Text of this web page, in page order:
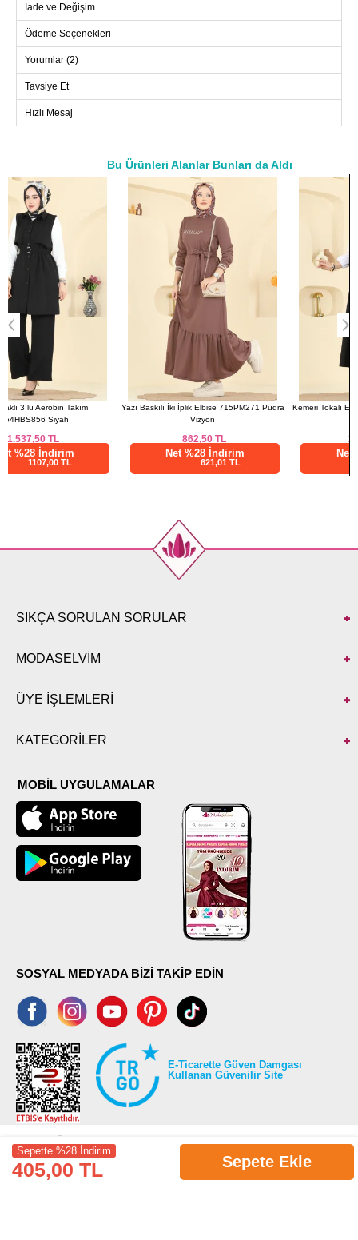
Şal Detaylı Kemerli Elbise, özellikle tesettür moda sevenler
için tasarlanmıştır. Dört mevsim rahatlıkla kullanılabilir bu
elbise, örme Dabıl kumaş kullanılarak üretilmiştir ve oldukça
nefes alabilir bir yapıya sahiptir. Bisiklet yaka ve astarsız
bulunan düğme detayı şıklığına şıklık katarken, dikilmiş detay
ve kemer ile zarif bir siluet oluşturur. Kemer, elbiseye dahil
ELBİSE BEDEN ÖLÇÜLERİ
Göğüs
106
112
İade ve Değişim
Ödeme Seçenekleri
Yorumlar (2)
Tavsiye Et
Hızlı Mesaj
Sepette %28 İndirim
405,00 TL Sepete Ekle
Bu Ürünleri Alanlar Bunları da Aldı
a>
Yazı Baskılı İki İplik Elbise 715PM271 Pudra
Net %28 İndirim
Kemeri Tokalı Etekli Takım 840MP806 Siyah
Net %76 İndirim
SIKÇA SORULAN SORULAR
MODASELVİM
ÜYE İŞLEMLERİ
KATEGORİLER
MOBİL UYGULAMALAR
SOSYAL MEDYADA BİZİ TAKİP EDİN
E-Ticarette Güven Damgası
Kullanan Güvenilir Site
©2026 Tüm modaselvim.com hakları saklıdır.